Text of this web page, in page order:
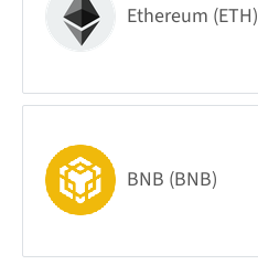
Ethereum (ETH)
BNB (BNB)